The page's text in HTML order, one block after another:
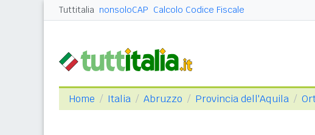
Tuttitalia nonsoloCAP Calcolo Codice Fiscale
Home Italia Abruzzo Provincia dell'Aquila